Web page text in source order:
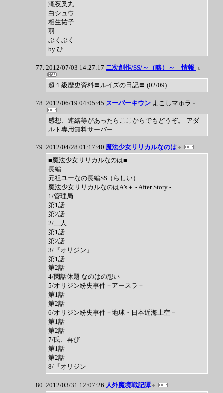
滝夜叉丸
白シュウ
相生祐子
羽
ぶくぶく
by ひ
2012/07/03 14:27:17 二次創作/SS/～（略）～ 情報
超１級歴史資料〓ルイズの日記〓 (02/09)
2012/06/19 04:05:45 スーパーキウン よこしマホラ
感想、連絡等があったらここからでもどうぞ。-アダ
ルト専用無料サーバー
2012/04/28 01:17:40 魔法少女リリカルなのは
■魔法少女リリカルなのは■
長編
元祖ユーなの長編SS（らしい）
魔法少女リリカルなのはA’s＋ - After Story -
1/管理局
第1話
第2話
2/二人
第1話
第2話
3/『オリジン』
第1話
第2話
4/閑話休題 なのはの想い
5/オリジン紛失事件－アースラ－
第1話
第2話
6/オリジン紛失事件－地球・日本近海上空－
第1話
第2話
7/氏、再び
第1話
第2話
8/『オリジン
2012/03/31 12:07:26 人外魔境戦記譚